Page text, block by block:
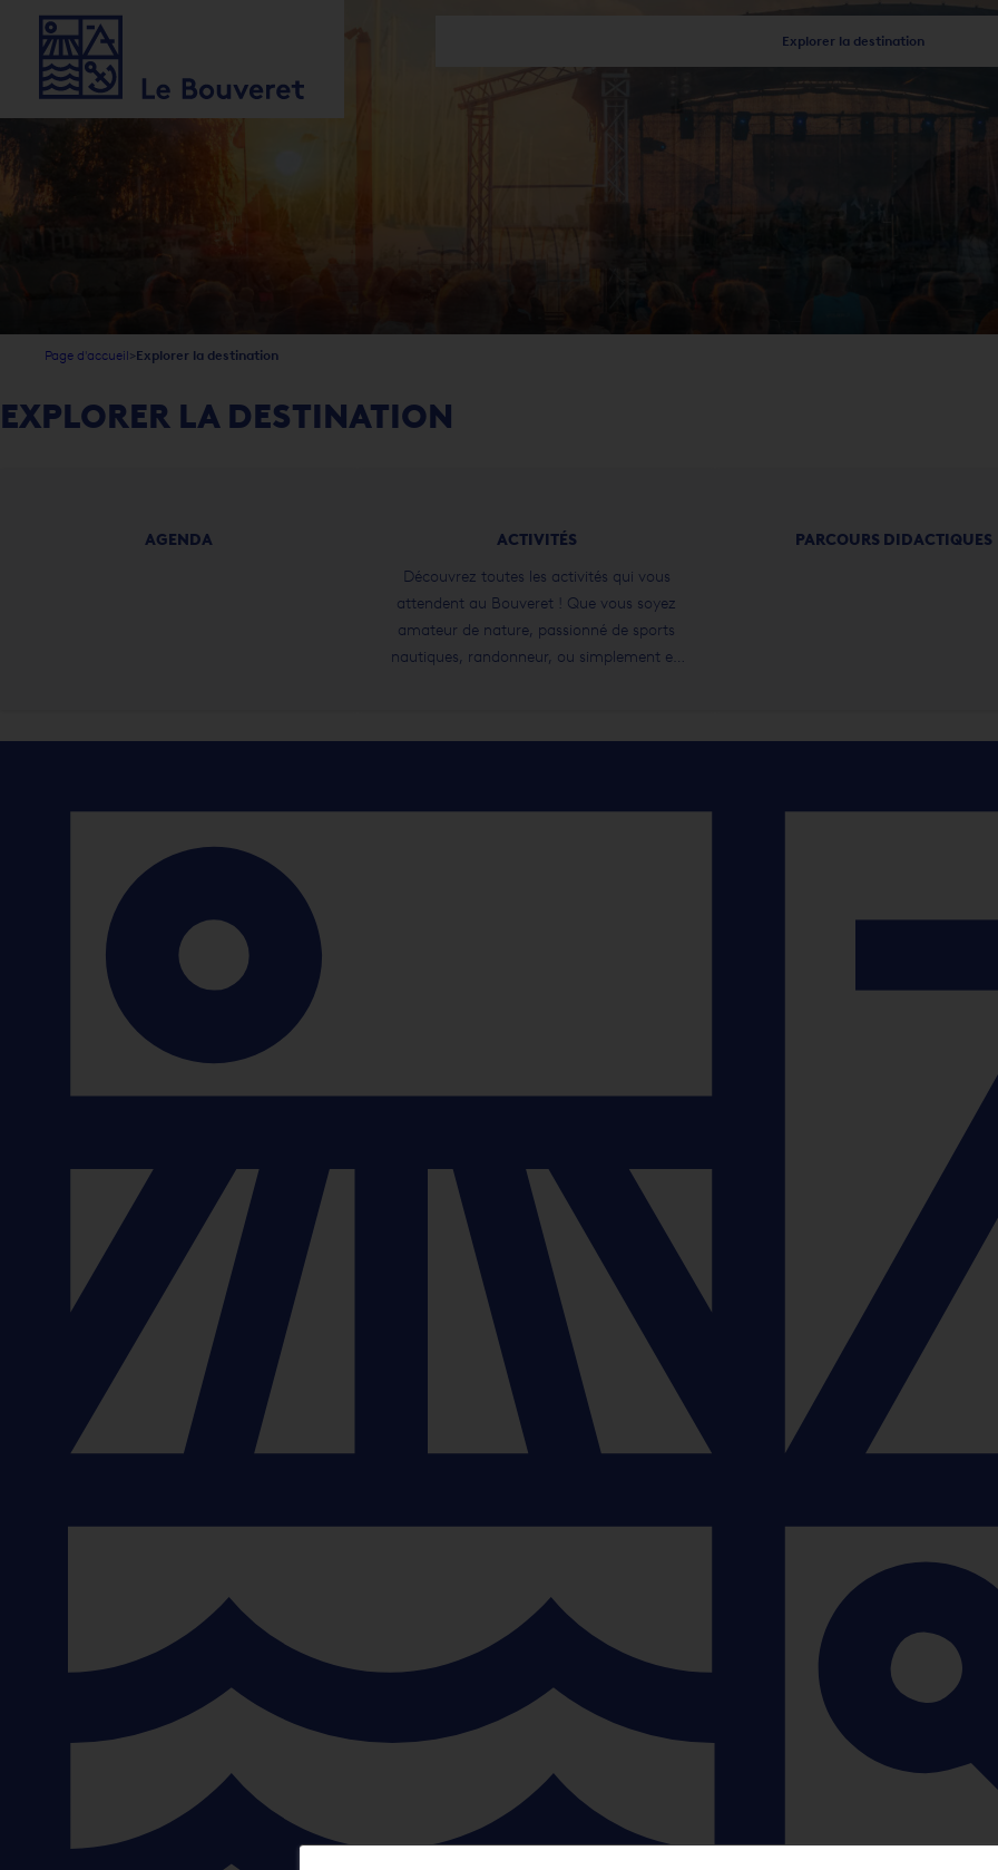
Explorer la destination
Page d'accueil Explorer la destination
EXPLORER LA DESTINATION
AGENDA
ACTIVITÉS
Découvrez toutes les activités qui vous
attendent au Bouveret ! Que vous soyez
amateur de nature, passionné de sports
nautiques, randonneur, ou simplement en
tous les âges.
PARCOURS DIDACTIQUES